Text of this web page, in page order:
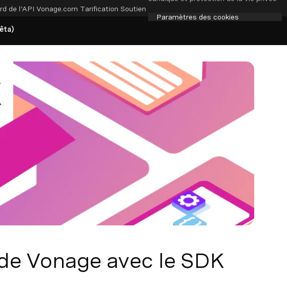
de l'API Vonage.com Tarification Soutien
Paramètres des cookies
Vonage avec le SDK